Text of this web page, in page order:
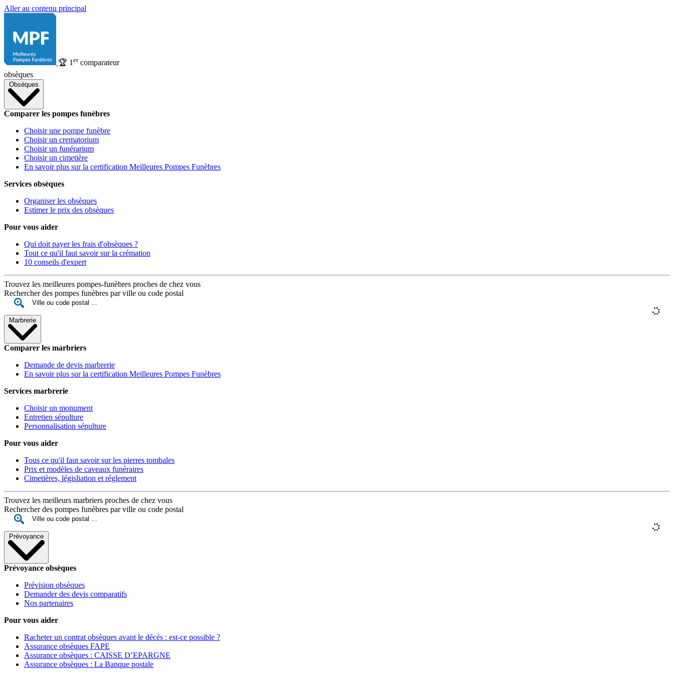
Aller au contenu principal
🏆 1 ercomparateur
obsèques
Obsèques
Comparer les pompes funèbres
Choisir une pompe funèbre
Choisir un crematorium
Choisir un funérarium
Choisir un cimetière
En savoir plus sur la certification Meilleures Pompes Funèbres
Services obsèques
Organiser les obsèques
Estimer le prix des obsèques
Pour vous aider
Qui doit payer les frais d'obsèques ?
Tout ce qu'il faut savoir sur la crémation
10 conseils d'expert
Trouvez les meilleures pompes-funèbres proches de chez vous
Rechercher des pompes funèbres par ville ou code postal
Marbrerie
Comparer les marbriers
Demande de devis marbrerie
En savoir plus sur la certification Meilleures Pompes Funèbres
Services marbrerie
Choisir un monument
Entretien sépulture
Personnalisation sépulture
Pour vous aider
Tous ce qu'il faut savoir sur les pierres tombales
Prix et modèles de caveaux funéraires
Cimetières, législiation et réglement
Trouvez les meilleurs marbriers proches de chez vous
Rechercher des pompes funèbres par ville ou code postal
Prévoyance
Prévoyance obsèques
Prévision obsèques
Demander des devis comparatifs
Nos partenaires
Pour vous aider
Racheter un contrat obsèques avant le décès : est-ce possible ?
Assurance obsèques FAPE
Assurance obsèques : CAISSE D’EPARGNE
Assurance obsèques : La Banque postale